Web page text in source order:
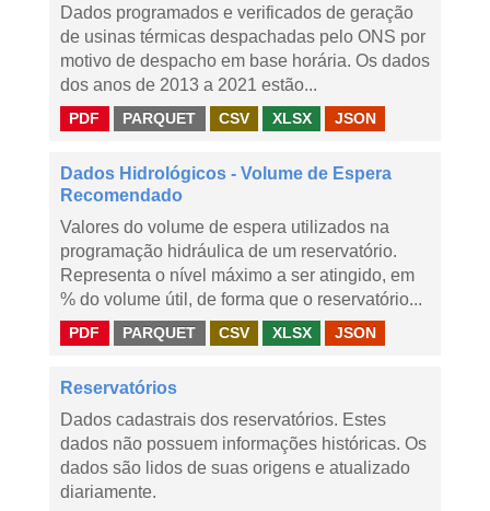
Dados programados e verificados de geração
de usinas térmicas despachadas pelo ONS por
motivo de despacho em base horária. Os dados
dos anos de 2013 a 2021 estão...
PDF PARQUET CSV XLSX JSON
Dados Hidrológicos - Volume de Espera
Recomendado
Valores do volume de espera utilizados na
programação hidráulica de um reservatório.
Representa o nível máximo a ser atingido, em
% do volume útil, de forma que o reservatório...
PDF PARQUET CSV XLSX JSON
Reservatórios
Dados cadastrais dos reservatórios. Estes
dados não possuem informações históricas. Os
dados são lidos de suas origens e atualizado
diariamente.